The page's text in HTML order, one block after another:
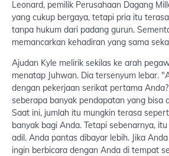
Leonard, pemilik Perusahaan Dagang
yang cukup bergaya, tetapi pria itu
tanpa hukum dari padang gurun.
memancarkan kehadiran yang sama
Ajudan Kyle melirik sekilas ke arah
menatap Juhwan. Dia tersenyum lebar.
dengan pekerjaan serikat pertama
seberapa banyak pendapatan yang bisa
Saat ini, jumlah itu mungkin terasa
banyak bagi Anda. Tetapi sebenarnya,
adil. Anda pantas dibayar lebih. Jika
ingin berbicara dengan Anda di tempat